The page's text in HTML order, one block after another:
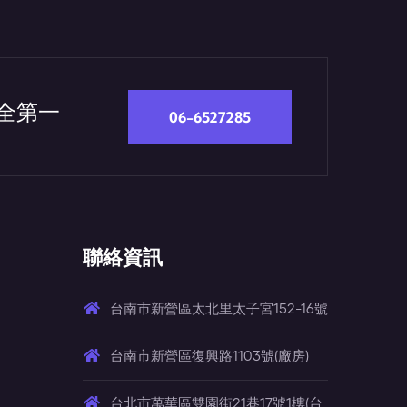
第一 06-6527285
聯絡資訊
台南市新營區太北里太子宮152-16號
台南市新營區復興路1103號(廠房)
台北市萬華區雙園街21巷17號1樓(台